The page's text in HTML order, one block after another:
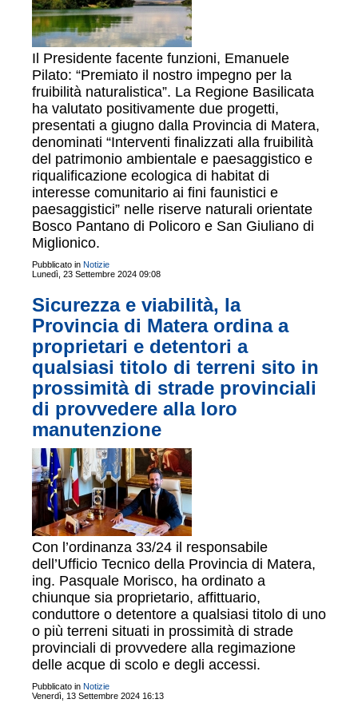
Il Presidente facente funzioni, Emanuele
Pilato: “Premiato il nostro impegno per la
fruibilità naturalistica”. La Regione Basilicata
ha valutato positivamente due progetti,
presentati a giugno dalla Provincia di Matera,
denominati “Interventi finalizzati alla fruibilità
del patrimonio ambientale e paesaggistico e
riqualificazione ecologica di habitat di
interesse comunitario ai fini faunistici e
paesaggistici” nelle riserve naturali orientate
Bosco Pantano di Policoro e San Giuliano di
Miglionico.
Pubblicato in Notizie
Lunedì, 23 Settembre 2024 09:08
Sicurezza e viabilità, la
Provincia di Matera ordina a
proprietari e detentori a
qualsiasi titolo di terreni sito in
prossimità di strade provinciali
di provvedere alla loro
manutenzione
Con l’ordinanza 33/24 il responsabile
dell’Ufficio Tecnico della Provincia di Matera,
ing. Pasquale Morisco, ha ordinato a
chiunque sia proprietario, affittuario,
conduttore o detentore a qualsiasi titolo di uno
o più terreni situati in prossimità di strade
provinciali di provvedere alla regimazione
delle acque di scolo e degli accessi.
Pubblicato in Notizie
Venerdì, 13 Settembre 2024 16:13